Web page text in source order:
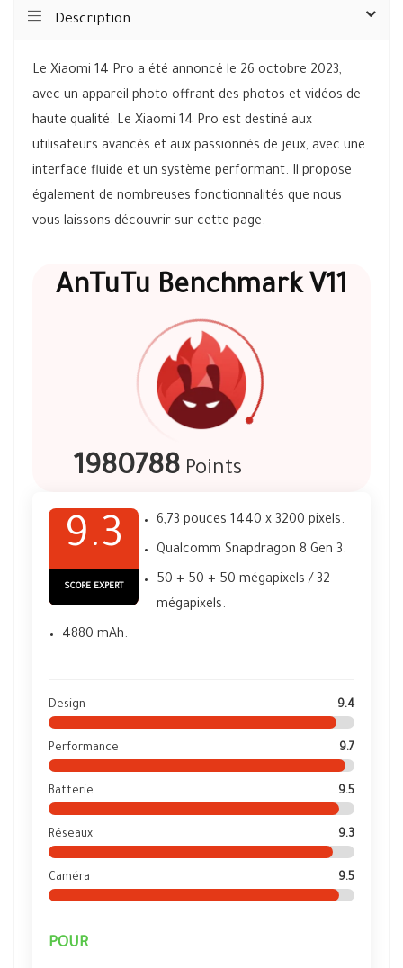
Description
Le Xiaomi 14 Pro a été annoncé le 26 octobre 2023,
avec un appareil photo offrant des photos et vidéos de
haute qualité. Le Xiaomi 14 Pro est destiné aux
utilisateurs avancés et aux passionnés de jeux, avec une
interface fluide et un système performant. Il propose
également de nombreuses fonctionnalités que nous
vous laissons découvrir sur cette page.
AnTuTu Benchmark V11
1980788 Points
9.3
SCORE EXPERT
6,73 pouces 1440 x 3200 pixels.
Qualcomm Snapdragon 8 Gen 3.
50 + 50 + 50 mégapixels / 32
mégapixels.
4880 mAh.
Design 9.4
Performance 9.7
Batterie 9.5
Réseaux 9.3
Caméra 9.5
POUR